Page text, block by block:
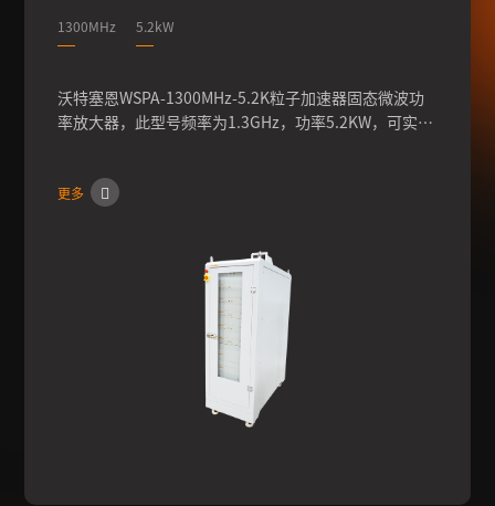
1300MHz 5.2kW
沃特塞恩WSPA-1300MHz-5.2K粒子加速器固态微波功
率放大器，此型号频率为1.3GHz，功率5.2KW，可实现
制不同频率、功率的微波功率源。
更多